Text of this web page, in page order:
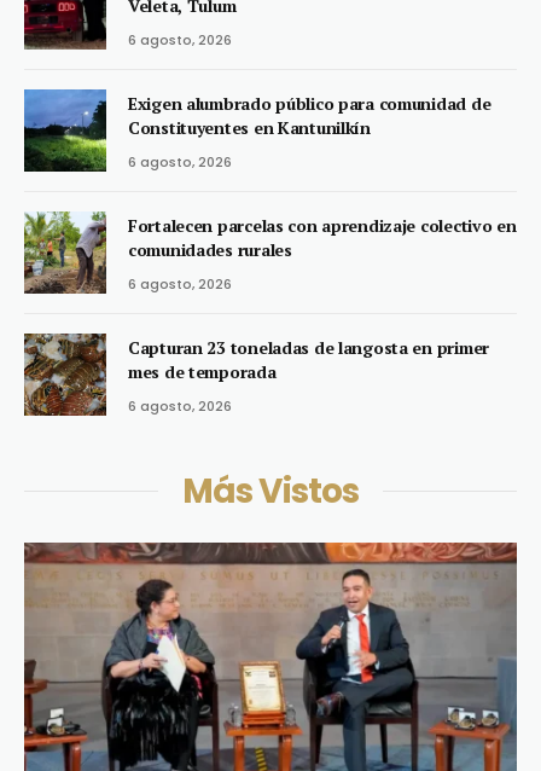
Veleta, Tulum
6 agosto, 2026
Exigen alumbrado público para comunidad de
Constituyentes en Kantunilkín
6 agosto, 2026
Fortalecen parcelas con aprendizaje colectivo en
comunidades rurales
6 agosto, 2026
Capturan 23 toneladas de langosta en primer
mes de temporada
6 agosto, 2026
Más Vistos